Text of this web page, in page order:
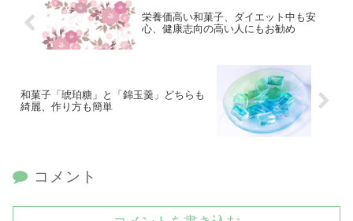
栄養価高い和菓子、ダイエット中も安
心、健康志向の高い人にもお勧め
和菓子「琥珀糖」と「錦玉羹」どちらも
綺麗、作り方も簡単
コメント